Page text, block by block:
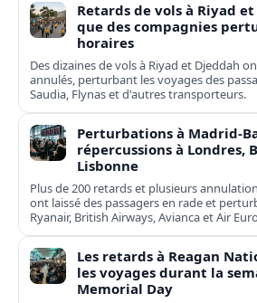
Retards de vols à Riyad
que des compagnies
horaires
Des dizaines de vols à Riyad et Djeddah
annulés, perturbant les voyages des
Saudia, Flynas et d'autres transporteurs.
Perturbations à Madrid-
répercussions à Londres,
Lisbonne
Plus de 200 retards et plusieurs
ont laissé des passagers en rade et
Ryanair, British Airways, Avianca et Air
Les retards à Reagan
les voyages durant la
Memorial Day